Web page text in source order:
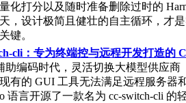
化打分以及随时准备删除过时的
，设计极简且健壮的自主循环，才
键。
cli：专为终端控与远程开发打造的
助编码时代，灵活切换大模型供应商
有的 GUI 工具无法满足远程服务器
语言开源了一款名为 cc-switch-cli